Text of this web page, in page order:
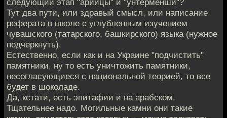
следующий этап "арийцы" и "унтерменши"?
Тут два пути, или здравый смысл, или написание
реферата в школе с углубленным изучением
чувашского (татарского, башкирского) языка (нужное
подчеркнуть).
Естественно, если как и на Украине "подчистить"
памятники, ну то есть уничтожить памятники,
несогласующиеся с национальной теорией, то все
будет в шоколаде.
Да, кстати, есть эпитафии и на арабском.
Тщательнее надо. Могильные камни они такие